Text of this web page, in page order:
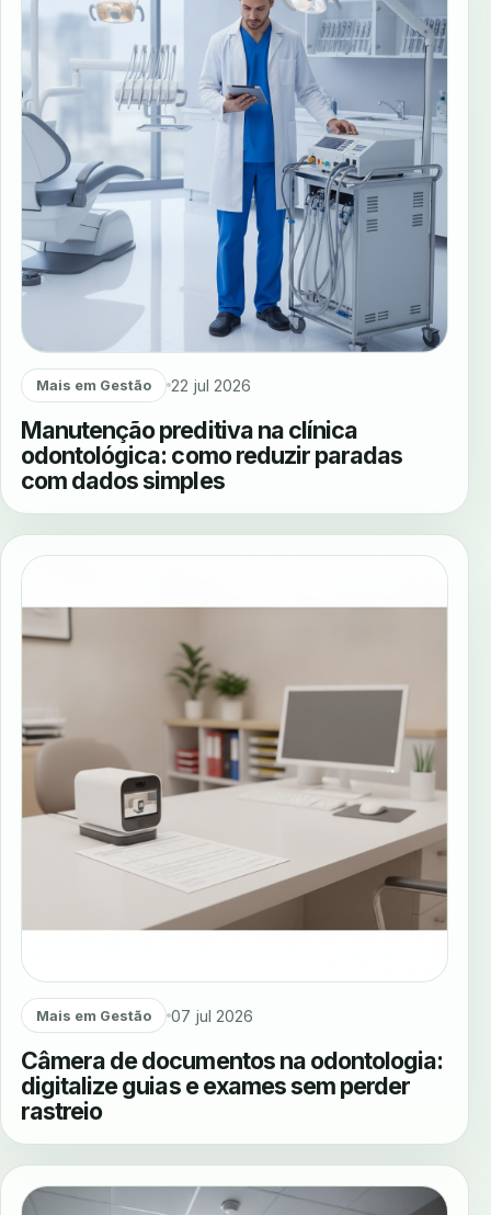
Mais em Gestão 22 jul 2026
Manutenção preditiva na clínica
odontológica: como reduzir paradas
com dados simples
Mais em Gestão 07 jul 2026
Câmera de documentos na odontologia:
digitalize guias e exames sem perder
rastreio